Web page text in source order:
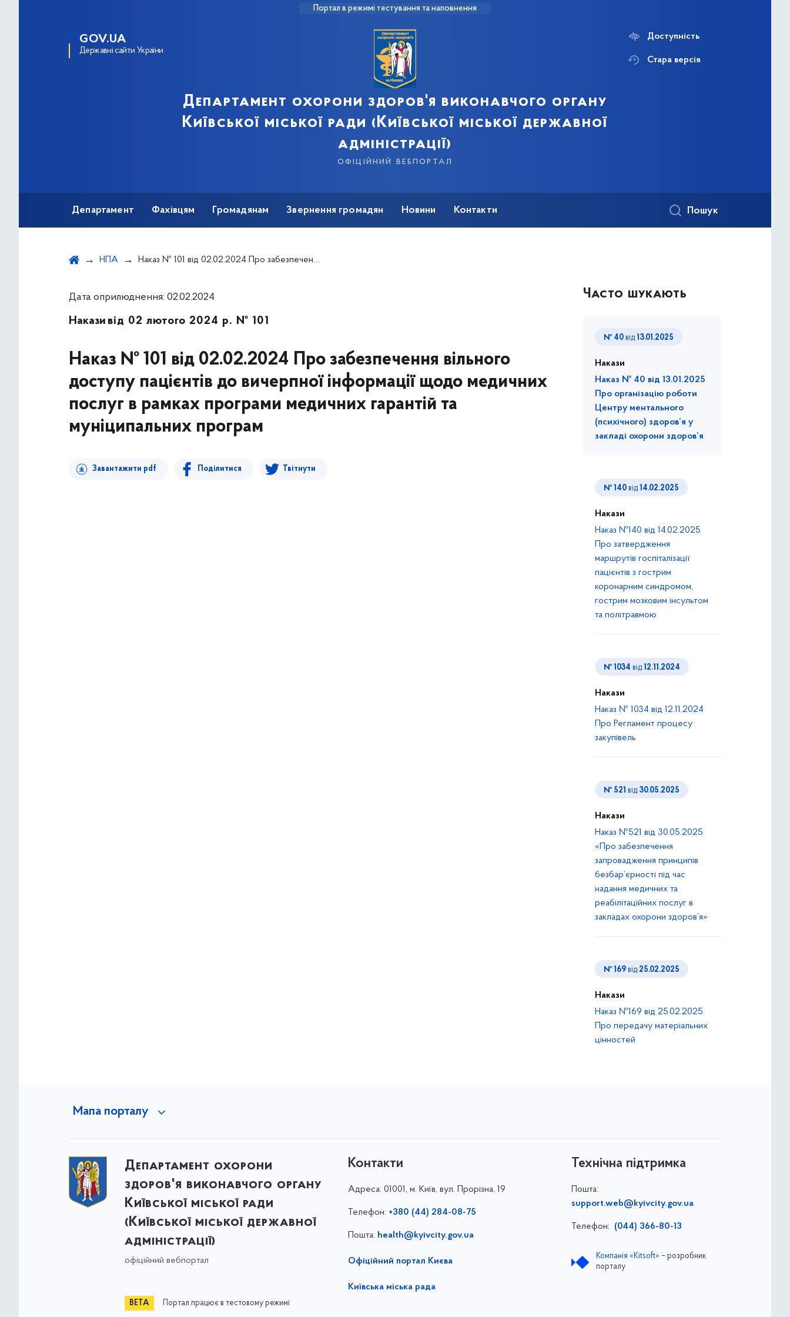
Портал в режимі тестування та наповнення
GOV.UA
Державні сайти України
Департамент охорони здоров'я виконавчого органу
Київської міської ради (Київської міської державної
адміністрації)
офіційний вебпортал
Доступність
Стара версія
Департамент Фахівцям Громадянам Звернення громадян Новини Контакти Пошук
НПА Наказ № 101 від 02.02.2024 Про забезпечення вільного доступу пацієнтів до вичерпної інформації щодо медичних послуг в рамках програми медичних гарантій та муніципальних програм
Дата оприлюднення: 02.02.2024
Накази від 02 лютого 2024 р. № 101
Наказ № 101 від 02.02.2024 Про забезпечення вільного
доступу пацієнтів до вичерпної інформації щодо медичних
послуг в рамках програми медичних гарантій та
муніципальних програм
Завантажити pdf Поділитися Твітнути
Часто шукають
№ 40 від 13.01.2025
Накази
Наказ № 40 від 13.01.2025
Про організацію роботи
Центру ментального
(психічного) здоров’я у
закладі охорони здоров’я
№ 140 від 14.02.2025
Накази
Наказ №140 від 14.02.2025
Про затвердження
маршрутів госпіталізації
пацієнтів з гострим
коронарним синдромом,
гострим мозковим інсультом
та політравмою
№ 1034 від 12.11.2024
Накази
Наказ № 1034 від 12.11.2024
Про Регламент процесу
закупівель
№ 521 від 30.05.2025
Накази
Наказ №521 від 30.05.2025
«Про забезпечення
запровадження принципів
безбар’єрності під час
надання медичних та
реабілітаційних послуг в
закладах охорони здоров’я»
№ 169 від 25.02.2025
Накази
Наказ №169 від 25.02.2025
Про передачу матеріальних
цінностей
Мапа порталу
Департамент охорони
здоров'я виконавчого органу
Київської міської ради
(Київської міської державної
адміністрації)
офіційний вебпортал
Портал працює в тестовому режимі
Контакти
Адреса: 01001, м. Київ, вул. Прорізна, 19
Телефон: +380 (44) 284-08-75
Пошта: health@kyivcity.gov.ua
Офіційний портал Києва
Київська міська рада
Технічна підтримка
Пошта:
support.web@kyivcity.gov.ua
Телефон: (044) 366-80-13
Компанія «Kitsoft» – розробник
порталу